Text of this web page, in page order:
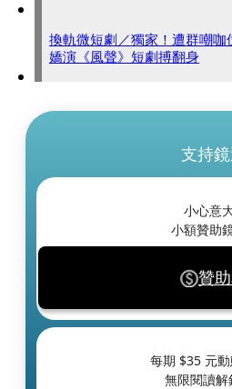
換軌微短劇／獨家！遭群嘲
嬌演《風聲》短劇搏翻身
支持
小心意
小額贊助
贊
每期 $35 元
無限閱讀